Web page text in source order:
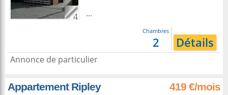
4
...
Chambres
2 Détails
Annonce de particulier
Appartement Ripley 419 €/mois